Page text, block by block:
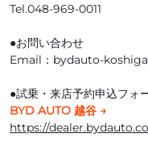
Tel.048-969-0011
●お問い合わせ
Email：bydauto-
●試乗・来店予約申込フォ
BYD AUTO 越谷 →
https://